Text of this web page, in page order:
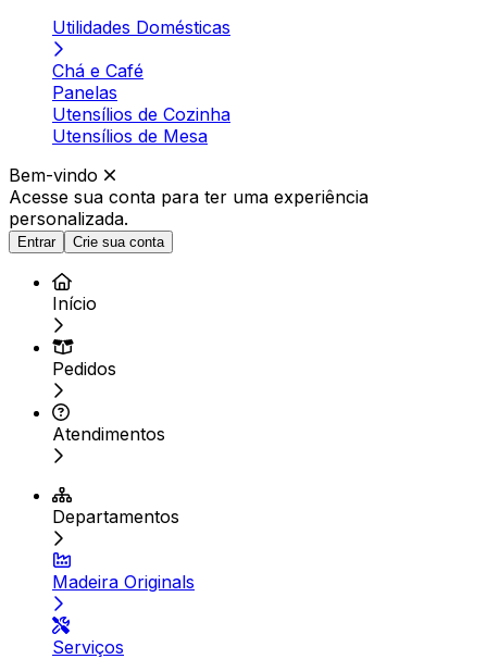
Utilidades Domésticas
Chá e Café
Panelas
Utensílios de Cozinha
Utensílios de Mesa
Bem-vindo
Acesse sua conta para ter uma experiência
personalizada.
Entrar Crie sua conta
Início
Pedidos
Atendimentos
Departamentos
Madeira Originals
Serviços